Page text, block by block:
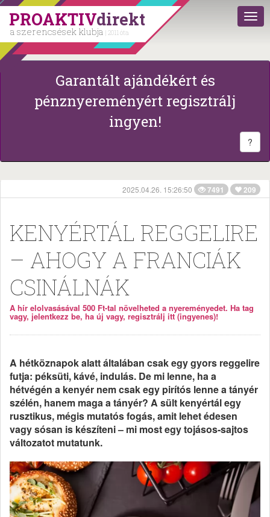
PROAKTIVdirekt
a szerencsések klubja | 2011 óta
Garantált ajándékért és
pénznyereményért regisztrálj
ingyen!
?
2025.04.26. 15:26:50 7491 209
KENYÉRTÁL REGGELIRE
– AHOGY A FRANCIÁK
CSINÁLNÁK
A hír elolvasásával 500 Ft-tal növelheted a nyereményedet. Ha tag
vagy, jelentkezz be, ha új vagy, regisztrálj itt (ingyenes)!
A hétköznapok alatt általában csak egy gyors reggelire
futja: péksüti, kávé, indulás. De mi lenne, ha a
hétvégén a kenyér nem csak egy pirítós lenne a tányér
szélén, hanem maga a tányér? A sült kenyértál egy
rusztikus, mégis mutatós fogás, amit lehet édesen
vagy sósan is készíteni – mi most egy tojásos-sajtos
változatot mutatunk.